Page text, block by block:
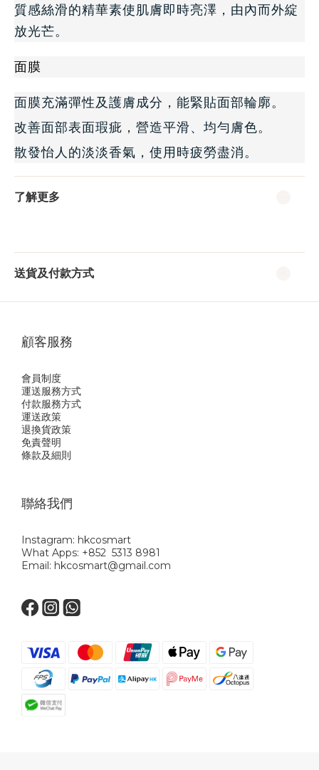
質感絲滑的精華素使肌膚即時亮澤，由內而外綻
放光芒。
面膜
面膜充滿彈性及護膚成分，能緊貼面部輪廓。
改善面部表面瑕疵，營造平滑、均勻膚色。
散發怡人的淡淡香氣，使用時疲勞盡消。
了解更多
送貨及付款方式
顧客服務
會員制度
運送服務方式
付款服務方式
運送政策
退換貨政策
免責聲明
條款及細則
聯絡我們
Instagram: hkcosmart
What Apps: +852 5313 8981
Email: hkcosmart@gmail.com